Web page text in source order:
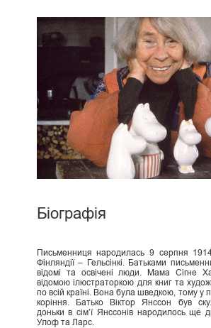
Біографія
Письменниця народилась 9 серпня
Фінляндії – Гельсінкі. Батьками
відомі та освічені люди. Мама Сігне
відомою ілюстраторкою для книг та
по всій країні. Вона була шведкою, тому у
коріння. Батько Віктор Янссон був
доньки в сім’ї Янссонів народилось ще
Улоф та Ларс.